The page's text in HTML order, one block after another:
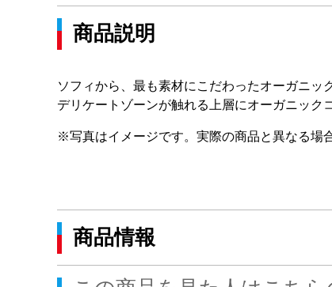
商品説明
ソフィから、最も素材にこだわったオーガニッ
デリケートゾーンが触れる上層にオーガニック
※写真はイメージです。実際の商品と異なる場
商品情報